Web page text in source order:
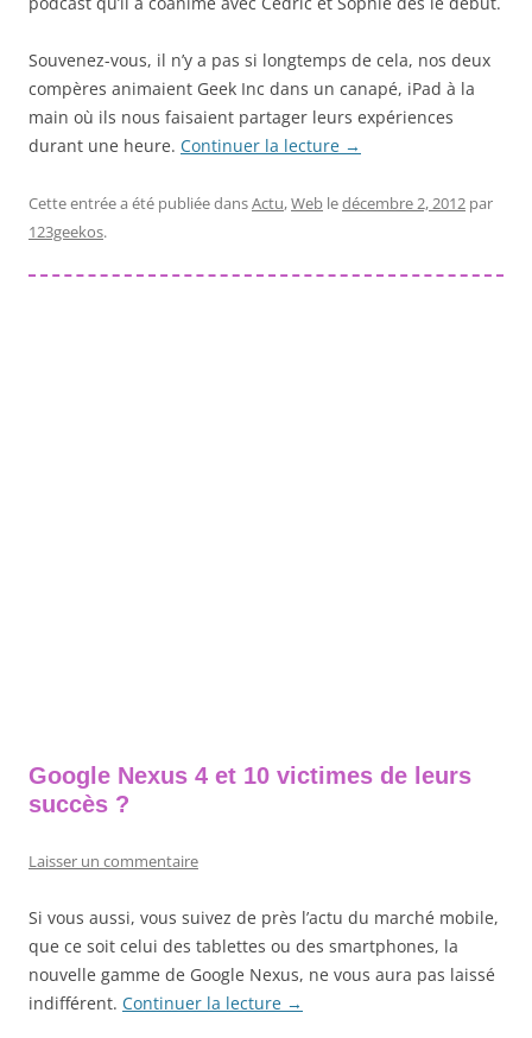
Souvenez-vous, il n’y a pas si longtemps de cela, nos deux
compères animaient Geek Inc dans un canapé, iPad à la
main où ils nous faisaient partager leurs expériences
durant une heure. Continuer la lecture →
Cette entrée a été publiée dansActu,Web ledécembre 2, 2012 par
123geekos.
Google Nexus 4 et 10 victimes de leurs
succès ?
Laisser un commentaire
Si vous aussi, vous suivez de près l’actu du marché mobile,
que ce soit celui des tablettes ou des smartphones, la
nouvelle gamme de Google Nexus, ne vous aura pas laissé
indifférent. Continuer la lecture →